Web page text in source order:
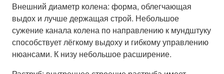
Внешний диаметр колена: форма, облегчающая
выдох и лучше держащая строй. Небольшое
сужение канала колена по направлению к мундштуку
способствует лёгкому выдоху и гибкому управлению
нюансами. К низу небольшое расширение.